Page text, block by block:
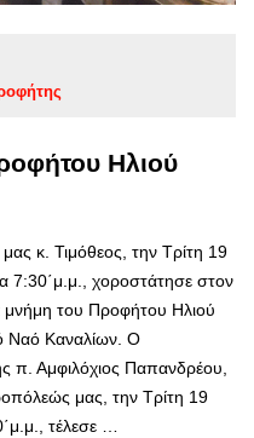
Ηλιού
κ. Τιμόθεος, την Τρίτη 19
7:30΄μ.μ., χοροστάτησε στον
μνήμη του Προφήτου Ηλιού
Ναό Καναλίων. Ο
π. Αμφιλόχιος Παπανδρέου,
μας, την Τρίτη 19
τέλεσε …